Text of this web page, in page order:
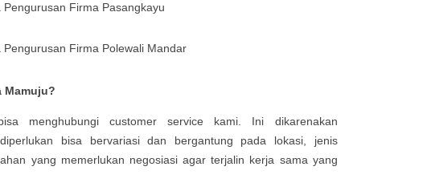
Pengurusan Firma Pasangkayu
Pengurusan Firma Polewali Mandar
Mamuju?
menghubungi customer service kami. Ini dikarenakan
bisa bervariasi dan bergantung pada lokasi, jenis
yang memerlukan negosiasi agar terjalin kerja sama yang